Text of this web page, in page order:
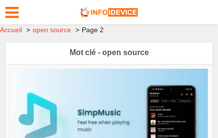
Accueil open source Page 2
Mot clé - open source